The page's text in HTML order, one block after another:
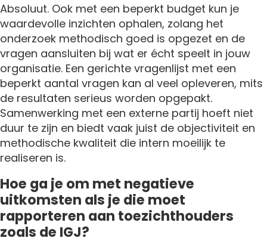
Absoluut. Ook met een beperkt budget kun je
waardevolle inzichten ophalen, zolang het
onderzoek methodisch goed is opgezet en de
vragen aansluiten bij wat er écht speelt in jouw
organisatie. Een gerichte vragenlijst met een
beperkt aantal vragen kan al veel opleveren, mits
de resultaten serieus worden opgepakt.
Samenwerking met een externe partij hoeft niet
duur te zijn en biedt vaak juist de objectiviteit en
methodische kwaliteit die intern moeilijk te
realiseren is.
Hoe ga je om met negatieve
uitkomsten als je die moet
rapporteren aan toezichthouders
zoals de IGJ?